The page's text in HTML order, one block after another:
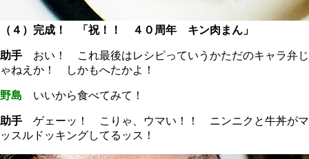
（４）完成！ 「祝！！ ４０周年 キン肉まん」
助手 おい！ これ最後はレシピっていうかただのキャラ弁じ
ゃねえか！ しかもへたかよ！
野島 いいから食べてみて！
助手 ゲェーッ！ こりゃ、ウマい！！ ニンニクと牛丼がマ
ッスルドッキングしてるッス！